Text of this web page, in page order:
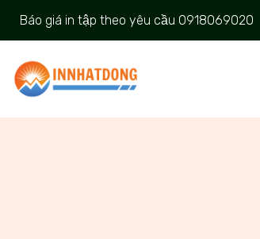
Báo giá in tập theo yêu cầu 0918069020